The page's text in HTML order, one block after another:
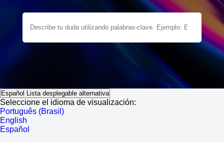
Español Lista desplegable alternativa
Seleccione el idioma de visualización:
Português (Brasil)
English
Español